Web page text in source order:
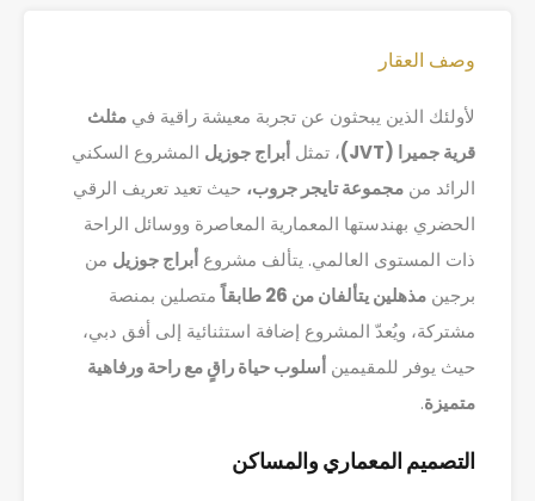
وصف العقار
لأولئك الذين يبحثون عن تجربة معيشة راقية في مثلث
قرية جميرا (JVT)
، تمثل أبراج جوزيل المشروع السكني
الرائد من مجموعة تايجر جروب، حيث تعيد تعريف الرقي
الحضري بهندستها المعمارية المعاصرة ووسائل الراحة
ذات المستوى العالمي. يتألف مشروع أبراج جوزيل من
برجين مذهلين يتألفان من 26 طابقاً
متصلين بمنصة
مشتركة، ويُعدّ المشروع إضافة استثنائية إلى أفق دبي،
حيث يوفر للمقيمين أسلوب حياة راقٍ مع راحة ورفاهية
متميزة.
التصميم المعماري والمساكن